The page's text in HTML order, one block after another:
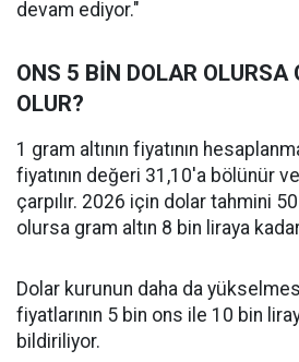
devam ediyor."
ONS 5 BİN DOLAR OLURSA
OLUR?
1 gram altının fiyatının
fiyatının değeri 31,10'a bölünür
çarpılır. 2026 için dolar tahmini
olursa gram altın 8 bin liraya
Dolar kurunun daha da
fiyatlarının 5 bin ons ile 10 bin
bildiriliyor.